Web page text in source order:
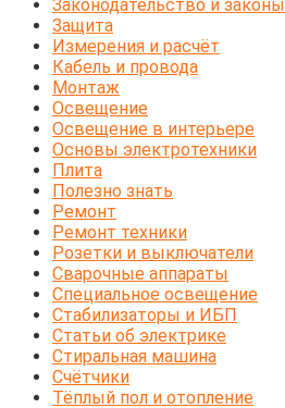
Законодательство и законы
Защита
Измерения и расчёт
Кабель и провода
Монтаж
Освещение
Освещение в интерьере
Основы электротехники
Плита
Полезно знать
Ремонт
Ремонт техники
Розетки и выключатели
Сварочные аппараты
Специальное освещение
Стабилизаторы и ИБП
Статьи об электрике
Стиральная машина
Счётчики
Тёплый пол и отопление